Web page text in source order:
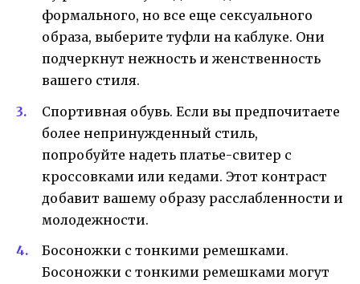
формального, но все еще сексуального
образа, выберите туфли на каблуке. Они
подчеркнут нежность и женственность
вашего стиля.
Спортивная обувь. Если вы предпочитаете
более непринужденный стиль,
попробуйте надеть платье-свитер с
кроссовками или кедами. Этот контраст
добавит вашему образу расслабленности и
молодежности.
Босоножки с тонкими ремешками.
Босоножки с тонкими ремешками могут